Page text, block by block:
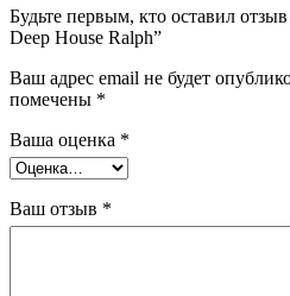
Будьте первым, кто оставил
Deep House Ralph”
Ваш адрес email не будет
помечены *
Ваша оценка *
Ваш отзыв *